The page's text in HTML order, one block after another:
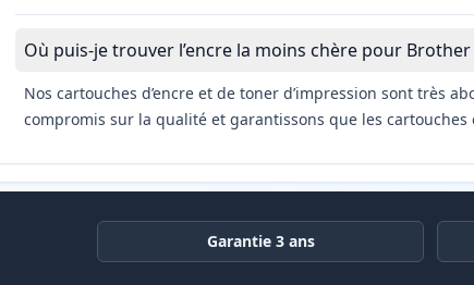
Où puis-je trouver l’encre la moins chère pour Brother
Nos cartouches d’encre et de toner d’impression sont très
compromis sur la qualité et garantissons que les
Garantie 3 ans